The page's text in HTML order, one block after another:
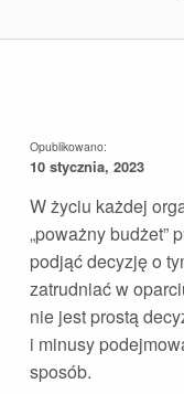
Opublikowano:
10 stycznia, 2023
W życiu każdej
„poważny budżet”
podjąć decyzję o
zatrudniać w
nie jest prostą
i minusy
sposób.